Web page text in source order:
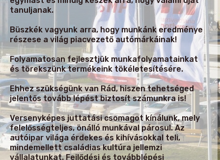
tanuljanak.
Büszkék vagyunk arra, hogy munkánk eredménye
részese a világ piacvezető autómárkáinak!
Folyamatosan fejlesztjük munkafolyamatainkat
és törekszünk termékeink tökéletesítésére.
Ehhez szükségünk van Rád, hiszen tehetséged
jelentős tovább lépést biztosít számunkra is!
Versenyképes juttatási csomagot kínálunk, mely
felelősségteljes, önálló munkával párosul. Az
autóipar világa érdekes és kihívásokkal teli,
mindemellett családias kultúra jellemzi
vállalatunkat. Fejlődési és továbblépési